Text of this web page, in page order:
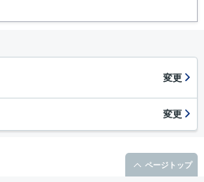
変更
変更
ページトップ